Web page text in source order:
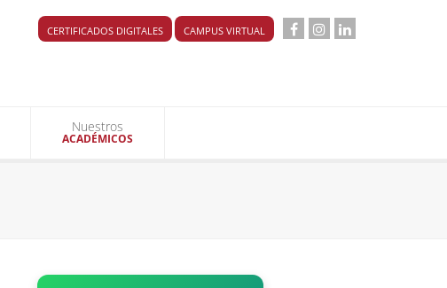
CERTIFICADOS DIGITALES CAMPUS VIRTUAL
Nuestros
ACADÉMICOS